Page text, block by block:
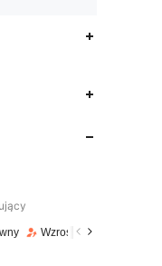
Rozmiar: M
Wzrost ilości